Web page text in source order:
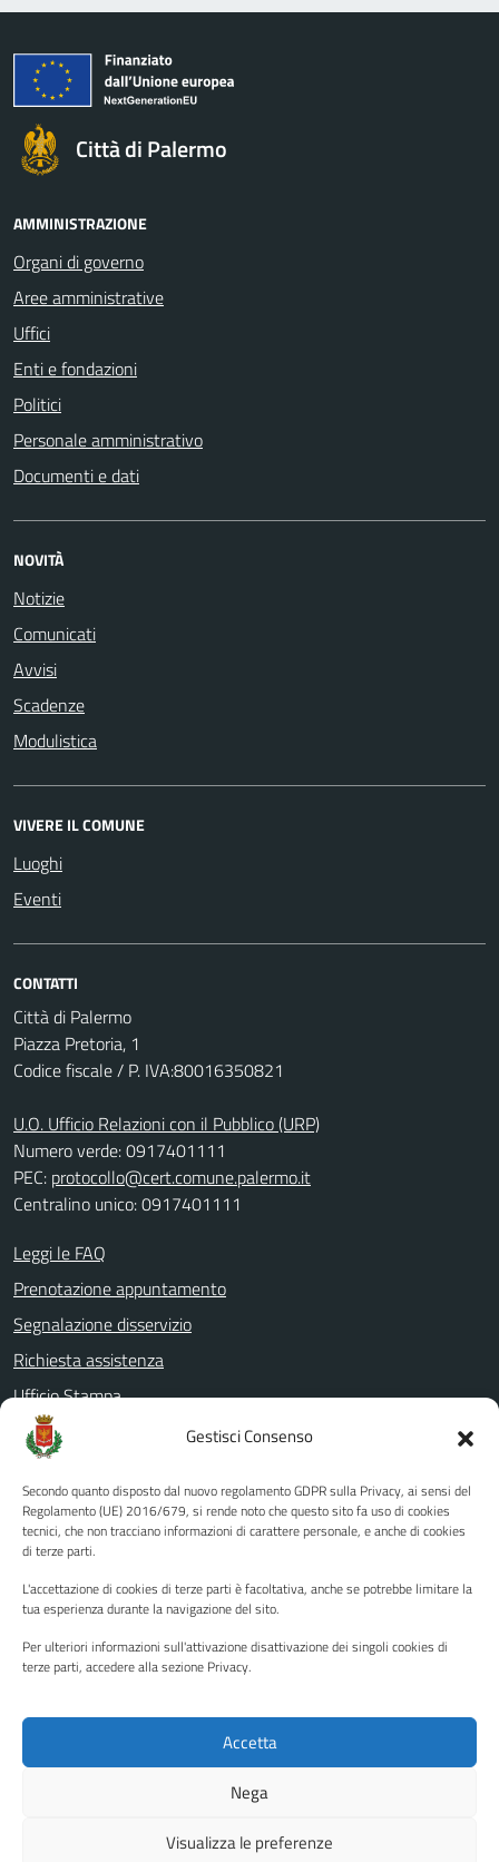
Gestisci Consenso
Secondo quanto disposto dal nuovo regolamento GDPR sulla Privacy, ai sensi del
Regolamento (UE) 2016/679, si rende noto che questo sito fa uso di cookies
tecnici, che non tracciano informazioni di carattere personale, e anche di cookies
di terze parti.
L'accettazione di cookies di terze parti è facoltativa, anche se potrebbe limitare la
tua esperienza durante la navigazione del sito.
Per ulteriori informazioni sull'attivazione disattivazione dei singoli cookies di
terze parti, accedere alla sezione Privacy.
Accetta
Nega
Visualizza le preferenze
Città di Palermo
AMMINISTRAZIONE
Organi di governo
Aree amministrative
Uffici
Enti e fondazioni
Politici
Personale amministrativo
Documenti e dati
NOVITÀ
Notizie
Comunicati
Avvisi
Scadenze
Modulistica
VIVERE IL COMUNE
Luoghi
Eventi
CONTATTI
Città di Palermo
Piazza Pretoria, 1
Codice fiscale / P. IVA:80016350821
U.O. Ufficio Relazioni con il Pubblico (URP)
Numero verde: 0917401111
PEC: protocollo@cert.comune.palermo.it
Centralino unico: 0917401111
Leggi le FAQ
Prenotazione appuntamento
Segnalazione disservizio
Richiesta assistenza
Ufficio Stampa
Amministrazione Trasparente
Albo pretorio
Informativa privacy
Note legali
Piano di miglioramento del sito
Instagram